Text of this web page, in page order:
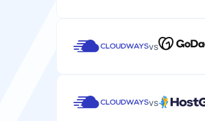
Поддръжка чрез
vs
vs